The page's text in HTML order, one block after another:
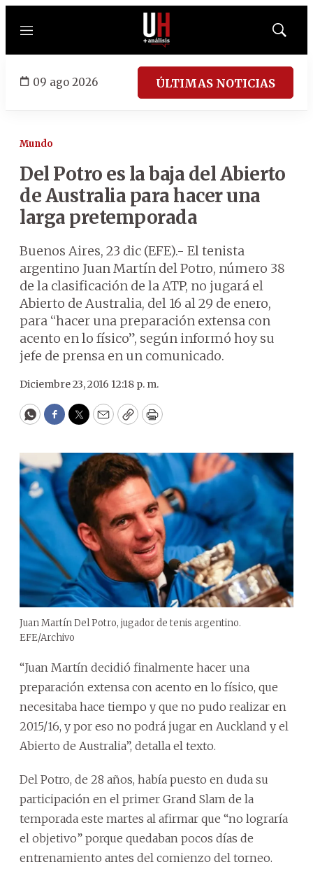
Menú
Mostrar
09 ago 2026 ÚLTIMAS NOTICIAS
Mundo
Del Potro es la baja del Abierto
de Australia para hacer una
larga pretemporada
Buenos Aires, 23 dic (EFE).- El tenista
argentino Juan Martín del Potro, número 38
de la clasificación de la ATP, no jugará el
Abierto de Australia, del 16 al 29 de enero,
para “hacer una preparación extensa con
acento en lo físico”, según informó hoy su
jefe de prensa en un comunicado.
Diciembre 23, 2016 12:18 p. m.
WhatsApp
Facebook
Twitter
EmailCopyPrint
Juan Martín Del Potro, jugador de tenis argentino.
EFE/Archivo
“Juan Martín decidió finalmente hacer una
preparación extensa con acento en lo físico, que
necesitaba hace tiempo y que no pudo realizar en
2015/16, y por eso no podrá jugar en Auckland y el
Abierto de Australia”, detalla el texto.
Del Potro, de 28 años, había puesto en duda su
participación en el primer Grand Slam de la
temporada este martes al afirmar que “no lograría
el objetivo” porque quedaban pocos días de
entrenamiento antes del comienzo del torneo.